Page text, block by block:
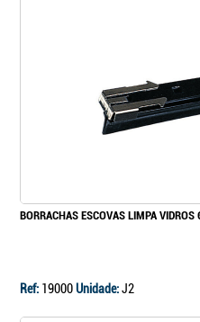
BORRACHAS ESCOVAS LIMPA
Ref: 19000Unidade:J2